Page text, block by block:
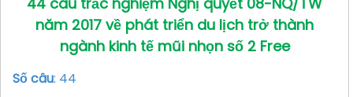
năm 2017 về phát triển du lịch trở thành
ngành kinh tế mũi nhọn số 2 Free
Số câu: 44